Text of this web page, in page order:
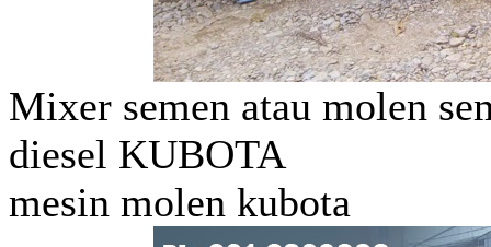
Mixer semen atau molen
diesel KUBOTA
mesin molen kubota